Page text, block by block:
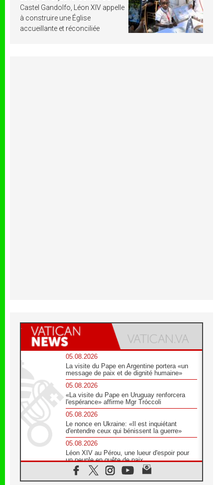
Castel Gandolfo, Léon XIV appelle
à construire une Église
accueillante et réconciliée
05.08.2026
La visite du Pape en Argentine portera «un
message de paix et de dignité humaine»
05.08.2026
«La visite du Pape en Uruguay renforcera
l'espérance» affirme Mgr Tróccoli
05.08.2026
Le nonce en Ukraine: «Il est inquiétant
d'entendre ceux qui bénissent la guerre»
05.08.2026
Léon XIV au Pérou, une lueur d'espoir pour
un peuple en quête de paix
05.08.2026
SCEAM: L'Église en Afrique vers